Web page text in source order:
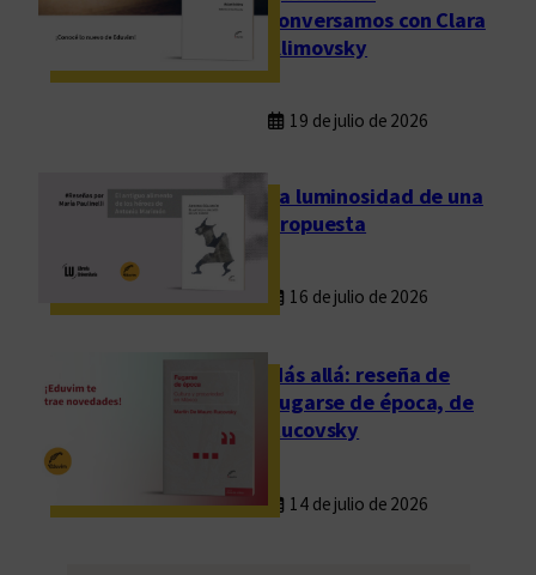
conversamos con Clara
Klimovsky
19 de julio de 2026
La luminosidad de una
propuesta
16 de julio de 2026
Más allá: reseña de
Fugarse de época, de
Rucovsky
14 de julio de 2026